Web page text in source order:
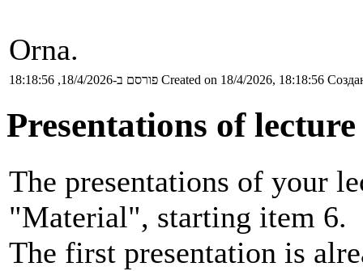
Orna.
פורסם ב-18/4/2026, 18:18:56 Created on 18/4/2026, 18:18:56
Presentations of lecture
The presentations of your
"Material", starting item 6.
The first presentation is